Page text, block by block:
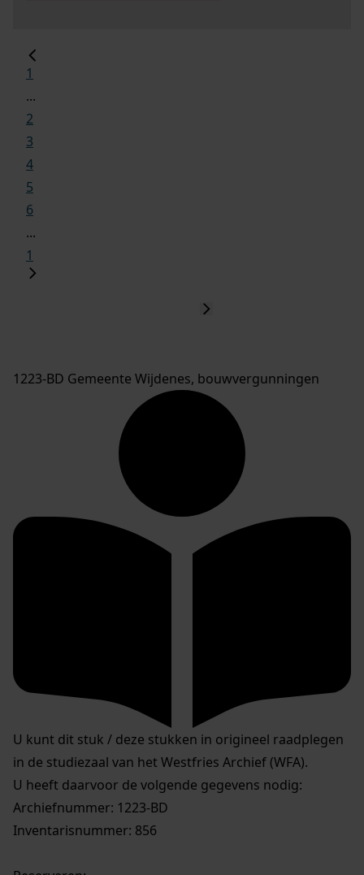
1
...
2
3
4
5
6
...
1
1223-BD Gemeente Wijdenes, bouwvergunningen
U kunt dit stuk / deze stukken in origineel raadplegen
in de studiezaal van het Westfries Archief (WFA).
U heeft daarvoor de volgende gegevens nodig:
Archiefnummer: 1223-BD
Inventarisnummer: 856